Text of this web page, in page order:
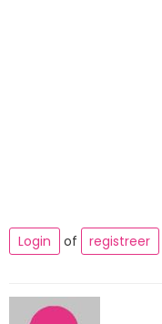
Login
of registreer